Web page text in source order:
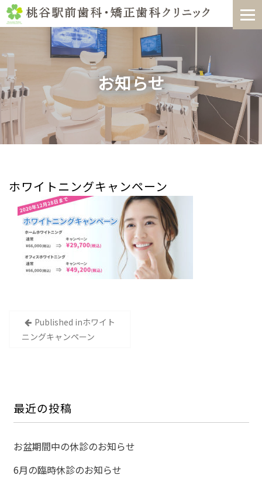
Skip
to
お知らせ
ホワイトニングキャンペーン
投
稿
ー
シ
ョ
ン
Published inホワイト
ニングキャンペーン
最近の投稿
お盆期間中の休診のお知らせ
6月の臨時休診のお知らせ